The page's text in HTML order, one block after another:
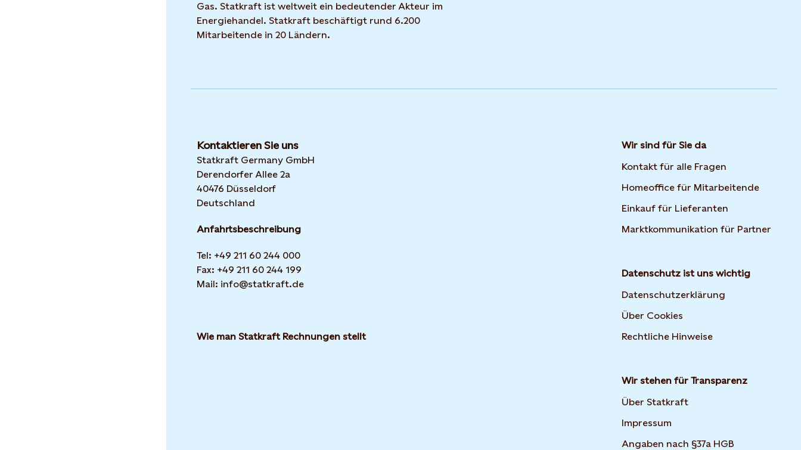
Gas. Statkraft ist weltweit ein bedeutender Akteur im
Energiehandel. Statkraft beschäftigt rund 6.200
Mitarbeitende in 20 Ländern.
Kontaktieren Sie uns
Statkraft Germany GmbH
Derendorfer Allee 2a
40476 Düsseldorf
Deutschland
Anfahrtsbeschreibung
Tel: +49 211 60 244 000
Fax: +49 211 60 244 199
Mail: info@statkraft.de
Wie man Statkraft Rechnungen stellt
Wir sind für Sie da
Kontakt für alle Fragen
Homeoffice für Mitarbeitende
Einkauf für Lieferanten
Marktkommunikation für Partner
Datenschutz ist uns wichtig
Datenschutzerklärung
Über Cookies
Rechtliche Hinweise
Wir stehen für Transparenz
Über Statkraft
Impressum
Angaben nach §37a HGB